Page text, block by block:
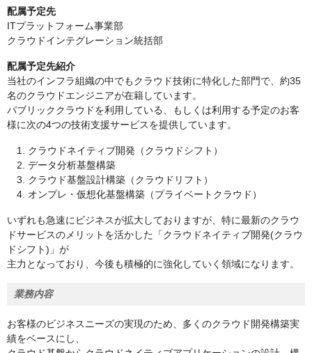
配属予定先
ITプラットフォーム事業部
クラウドインテグレーション統括部
配属予定先紹介
当社のインフラ組織の中でもクラウド技術に特化した部門で、約35
名のクラウドエンジニアが在籍しています。
パブリッククラウドを利用している、もしくは利用する予定のお客
様に次の4つの技術支援サービスを提供しています。
1. クラウドネイティブ開発（クラウドシフト）
2. データ分析基盤構築
3. クラウド基盤設計構築（クラウドリフト）
4. オンプレ・仮想化基盤構築（プライベートクラウド）
いずれも急速にビジネスが拡大しておりますが、特に最新のクラウ
ドサービスのメリットを活かした「クラウドネイティブ開発(クラウ
ドシフト)」が
主力となっており、今後も積極的に強化していく領域になります。
業務内容
お客様のビジネスニーズの実現のため、多くのクラウド開発構築実
績をベースにし、